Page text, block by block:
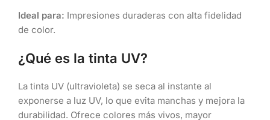
Ideal para: Impresiones duraderas con alta fidelidad
de color.
¿Qué es la tinta UV?
La tinta UV (ultravioleta) se seca al instante al
exponerse a luz UV, lo que evita manchas y mejora la
durabilidad. Ofrece colores más vivos, mayor